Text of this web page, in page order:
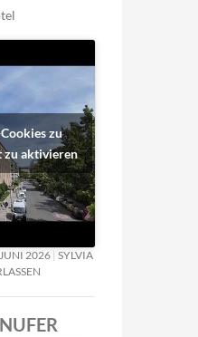
zu
zu aktivieren
2026 SYLVIA